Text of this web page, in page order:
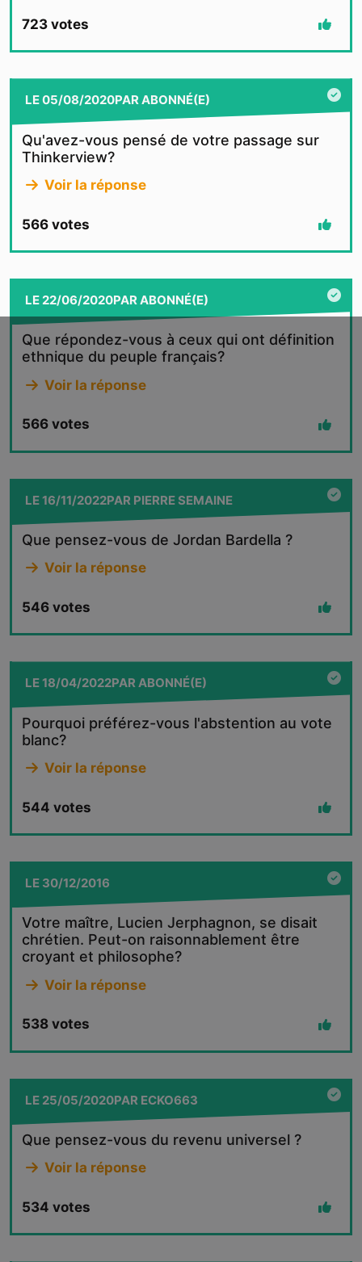
723 votes
LE05/08/2020PARABONNÉ(E)
Qu'avez-vous pensé de votre passage sur
Thinkerview?
Voir la réponse
566 votes
LE22/06/2020PARABONNÉ(E)
Que répondez-vous à ceux qui ont définition
ethnique du peuple français?
Voir la réponse
566 votes
LE16/11/2022PAR PIERRE SEMAINE
Que pensez-vous de Jordan Bardella ?
Voir la réponse
546 votes
LE18/04/2022PARABONNÉ(E)
Pourquoi préférez-vous l'abstention au vote
blanc?
Voir la réponse
544 votes
LE 30/12/2016
Votre maître, Lucien Jerphagnon, se disait
chrétien. Peut-on raisonnablement être
croyant et philosophe?
Voir la réponse
538 votes
LE 25/05/2020PAR ECKO663
Que pensez-vous du revenu universel ?
Voir la réponse
534 votes